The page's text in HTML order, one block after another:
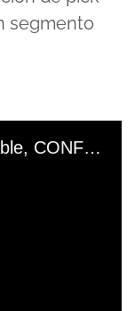
segmento
Ford Ranger Híbrida Enchufable, CONFIRMADA EN 2027, ¿La Comprarías #FordRanger #RazaFuerte